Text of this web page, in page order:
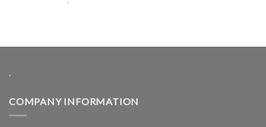
COMPANY INFORMATION